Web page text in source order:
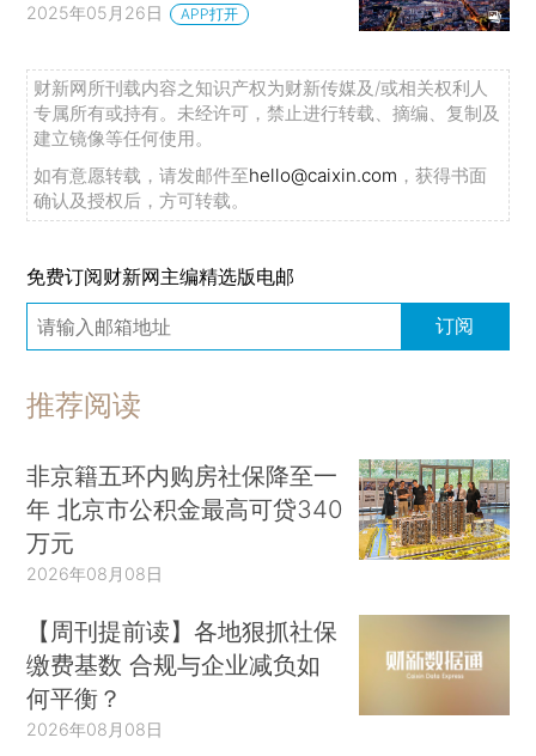
2025年05月26日 APP打开
财新网所刊载内容之知识产权为财新传媒及/或相关权利人
专属所有或持有。未经许可，禁止进行转载、摘编、复制及
建立镜像等任何使用。
如有意愿转载，请发邮件至hello@caixin.com ，获得书面
确认及授权后，方可转载。
免费订阅财新网主编精选版电邮
订阅
推荐阅读
非京籍五环内购房社保降至一
年 北京市公积金最高可贷340
万元
2026年08月08日
【周刊提前读】各地狠抓社保
缴费基数 合规与企业减负如
何平衡？
2026年08月08日